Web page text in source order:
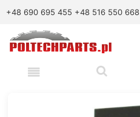
+48 690 695 455 +48 516 550 668